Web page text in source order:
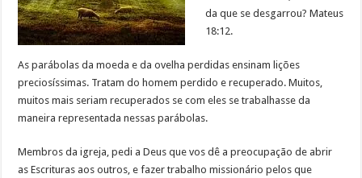
da que se desgarrou? Mateus
18:12.
As parábolas da moeda e da ovelha perdidas ensinam lições
preciosíssimas. Tratam do homem perdido e recuperado. Muitos,
muitos mais seriam recuperados se com eles se trabalhasse da
maneira representada nessas parábolas.
Membros da igreja, pedi a Deus que vos dê a preocupação de abrir
as Escrituras aos outros, e fazer trabalho missionário pelos que